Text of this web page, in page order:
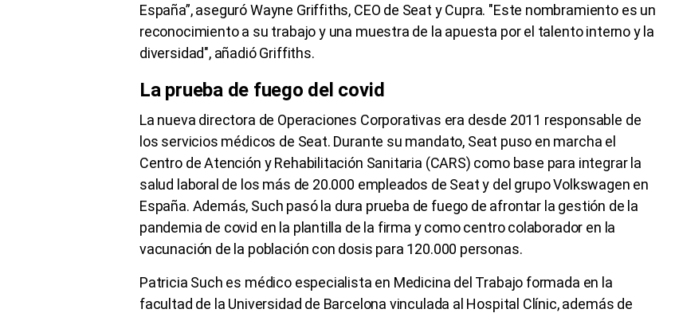
España”, aseguró Wayne Griffiths, CEO de Seat y Cupra. "Este nombramiento es un
reconocimiento a su trabajo y una muestra de la apuesta por el talento interno y la
diversidad", añadió Griffiths.
La prueba de fuego del covid
La nueva directora de Operaciones Corporativas era desde 2011 responsable de
los servicios médicos de Seat. Durante su mandato, Seat puso en marcha el
Centro de Atención y Rehabilitación Sanitaria (CARS) como base para integrar la
salud laboral de los más de 20.000 empleados de Seat y del grupo Volkswagen en
España. Además, Such pasó la dura prueba de fuego de afrontar la gestión de la
pandemia de covid en la plantilla de la firma y como centro colaborador en la
vacunación de la población con dosis para 120.000 personas.
Patricia Such es médico especialista en Medicina del Trabajo formada en la
facultad de la Universidad de Barcelona vinculada al Hospital Clínic, además de